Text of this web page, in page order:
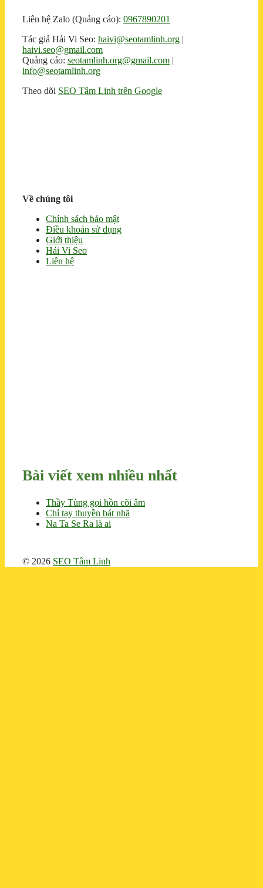
Liên hệ Zalo (Quảng cáo): 0967890201
Tác giả Hải Vi Seo: haivi@seotamlinh.org |
haivi.seo@gmail.com
Quảng cáo: seotamlinh.org@gmail.com |
info@seotamlinh.org
Theo dõi SEO Tâm Linh trên Google
Về chúng tôi
Chính sách bảo mật
Điều khoản sử dụng
Giới thiệu
Hải Vi Seo
Liên hệ
Bài viết xem nhiều nhất
Thầy Tùng gọi hồn cõi âm
Chỉ tay thuyền bát nhã
Na Ta Se Ra là ai
© 2026 SEO Tâm Linh